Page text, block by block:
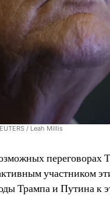
/ Leah Millis
переговорах
участником
Трампа и Путина к